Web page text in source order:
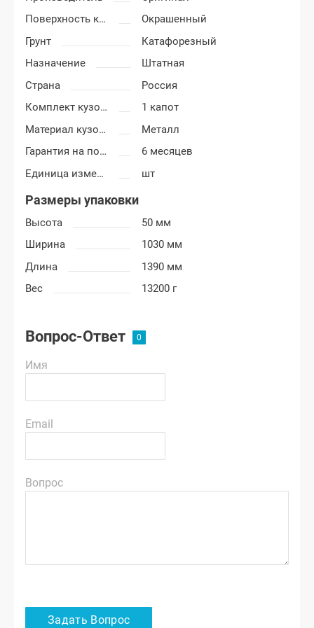
Поверхность капота
Окрашенный
Грунт
Катафорезный
Назначение
Штатная
Страна
Россия
Комплект кузовных деталей
1 капот
Материал кузовных деталей
Металл
Гарантия на покраску
6 месяцев
Единица измерения
шт
Размеры упаковки
Высота
50 мм
Ширина
1030 мм
Длина
1390 мм
Вес
13200 г
Вопрос-Ответ
Имя
Email
Вопрос